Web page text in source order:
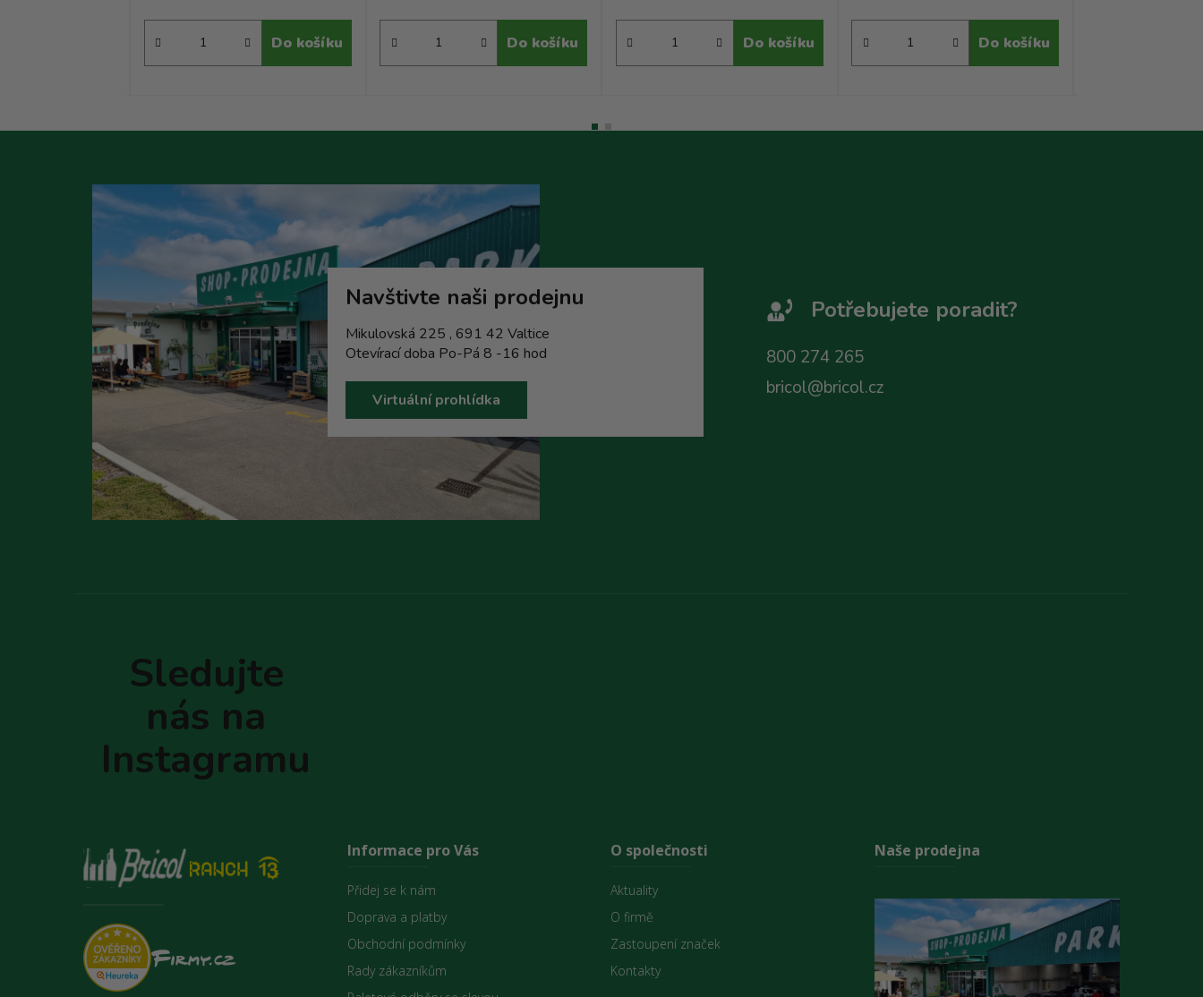
Do košíku Do košíku Do košíku Do košíku
Navštivte naši prodejnu
Mikulovská 225 , 691 42 Valtice
Otevírací doba Po-Pá 8 -16 hod
Virtuální prohlídka
Potřebujete poradit?
800 274 265
bricol@bricol.cz
Sledujte
nás na
Instagramu
Informace pro Vás
Přidej se k nám
Doprava a platby
Obchodní podmínky
Rady zákazníkům
O společnosti
Aktuality
O firmě
Zastoupení značek
Kontakty
Naše prodejna